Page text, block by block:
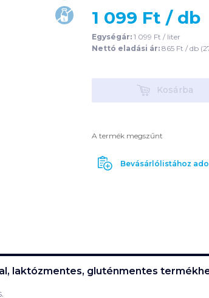
laktózmentes
1 099 Ft / db
Egységár: 1 099 Ft / liter
Nettó eladási ár: 865 Ft / db (
KosárbaKosárba
A termék megszűnt
Bevásárlólistához
laktózmentes, gluténmentes